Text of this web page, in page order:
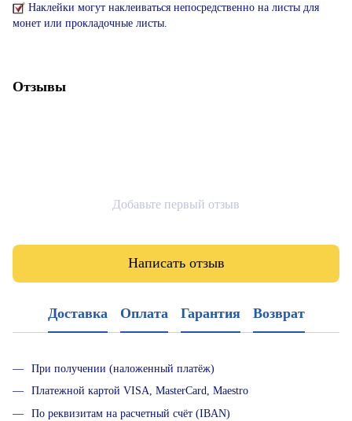
Наклейки могут наклеиваться непосредственно на листы для
монет или прокладочные листы.
Отзывы
Добавьте первый отзыв
Написать отзыв
Доставка Оплата Гарантия Возврат
При получении (наложенный платёж)
Платежной картой VISA, MasterCard, Maestro
По реквизитам на расчетный счёт (IBAN)